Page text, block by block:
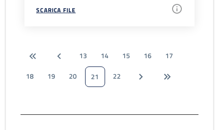
SCARICA FILE
13 14 15 16
17
18
19 20 21 22